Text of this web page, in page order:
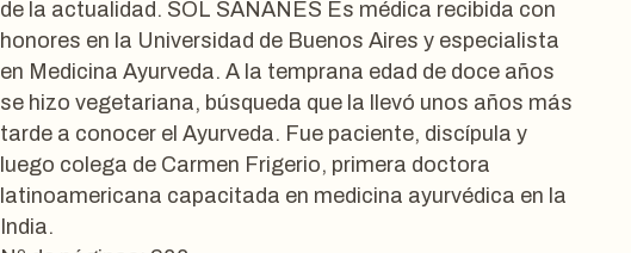
de la actualidad. SOL SANANES Es médica recibida con
honores en la Universidad de Buenos Aires y especialista
en Medicina Ayurveda. A la temprana edad de doce años
se hizo vegetariana, búsqueda que la llevó unos años más
tarde a conocer el Ayurveda. Fue paciente, discípula y
luego colega de Carmen Frigerio, primera doctora
latinoamericana capacitada en medicina ayurvédica en la
India.